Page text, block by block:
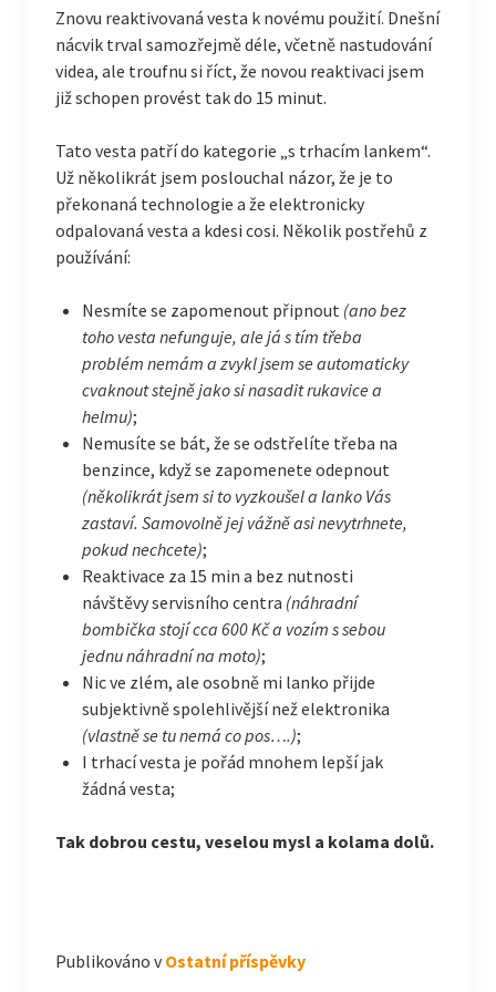
Znovu reaktivovaná vesta k novému použití. Dnešní
nácvik trval samozřejmě déle, včetně nastudování
videa, ale troufnu si říct, že novou reaktivaci jsem
již schopen provést tak do 15 minut.
Tato vesta patří do kategorie „s trhacím lankem“.
Už několikrát jsem poslouchal názor, že je to
překonaná technologie a že elektronicky
odpalovaná vesta a kdesi cosi. Několik postřehů z
používání:
Nesmíte se zapomenout připnout (ano bez
toho vesta nefunguje, ale já s tím třeba
problém nemám a zvykl jsem se automaticky
cvaknout stejně jako si nasadit rukavice a
helmu);
Nemusíte se bát, že se odstřelíte třeba na
benzince, když se zapomenete odepnout
(několikrát jsem si to vyzkoušel a lanko Vás
zastaví. Samovolně jej vážně asi nevytrhnete,
pokud nechcete);
Reaktivace za 15 min a bez nutnosti
návštěvy servisního centra (náhradní
bombička stojí cca 600 Kč a vozím s sebou
jednu náhradní na moto);
Nic ve zlém, ale osobně mi lanko přijde
subjektivně spolehlivější než elektronika
(vlastně se tu nemá co pos….);
I trhací vesta je pořád mnohem lepší jak
žádná vesta;
Tak dobrou cestu, veselou mysl a kolama dolů.
Publikováno v Ostatní příspěvky